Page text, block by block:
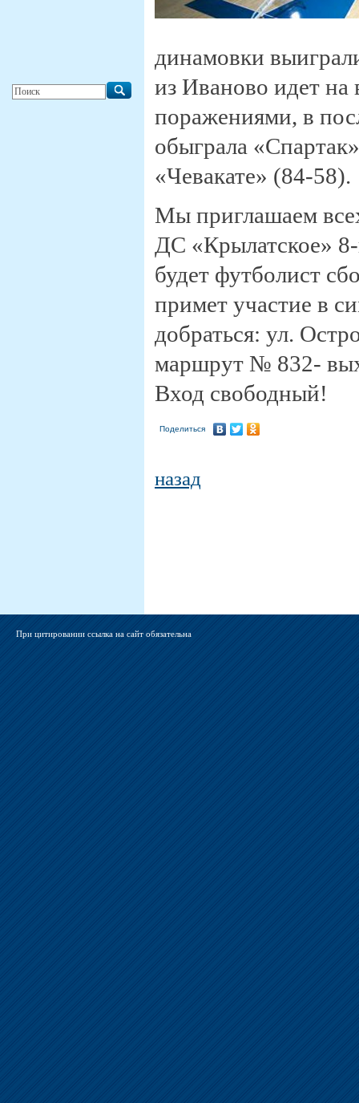
динамовки
из Иваново идет на
поражениями, в
обыграла
«Чевакате» (84-58).
Мы приглашаем
ДС «Крылатское»
будет футболист
примет участие в
добраться: ул.
маршрут № 832-
Вход свободный!
Поделиться
назад
При цитировании ссылка на сайт обязательна